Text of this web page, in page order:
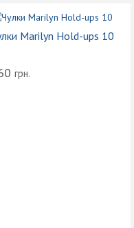
Marilyn Hold-ups 10
грн.